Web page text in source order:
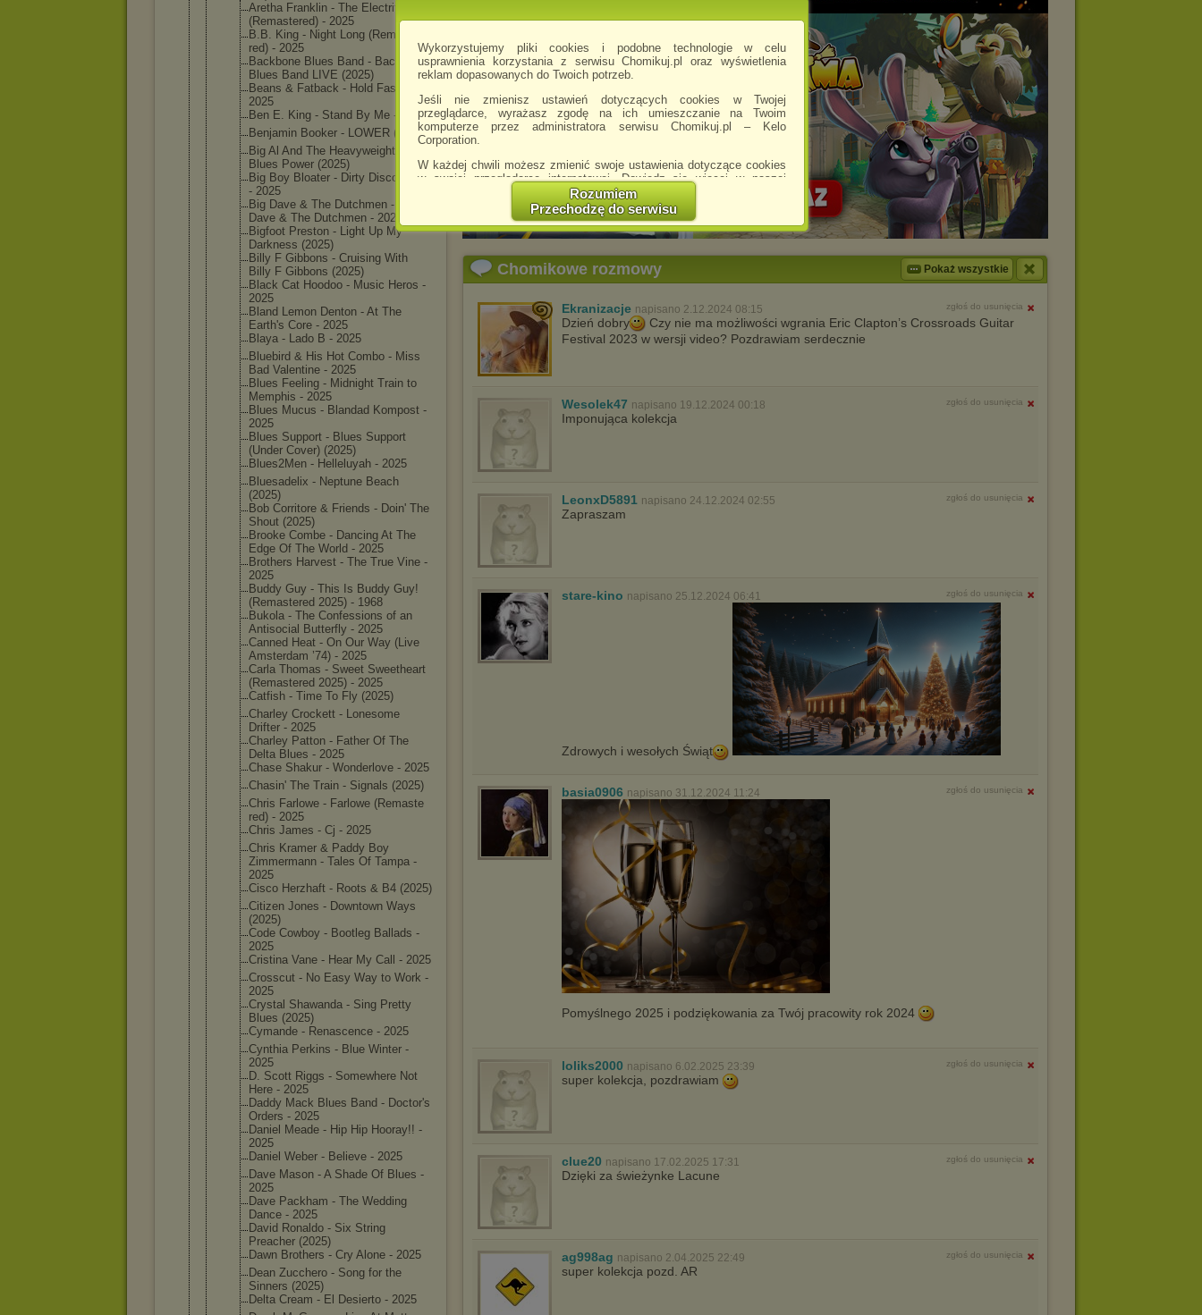
Wykorzystujemy pliki cookies i podobne technologie w celu
usprawnienia korzystania z serwisu Chomikuj.pl oraz wyświetlenia
reklam dopasowanych do Twoich potrzeb.
Jeśli nie zmienisz ustawień dotyczących cookies w Twojej
przeglądarce, wyrażasz zgodę na ich umieszczanie na Twoim
komputerze przez administratora serwisu Chomikuj.pl – Kelo
Corporation.
W każdej chwili możesz zmienić swoje ustawienia dotyczące cookies
w swojej przeglądarce internetowej. Dowiedz się więcej w naszej
http://chomikuj.pl/PolitykaPrywatnosci.aspx
Jednocześnie informujemy że zmiana ustawień przeglądarki może
spowodować ograniczenie korzystania ze strony Chomikuj.pl.
W przypadku braku twojej zgody na akceptację cookies niestety
prosimy o opuszczenie serwisu chomikuj.pl.
(dostosowanie reklam do Twoich potrzeb, analiza skuteczności działań
Wyrażenie sprzeciwu spowoduje, że wyświetlana Ci reklama nie
będzie dopasowana do Twoich preferencji, a będzie to reklama
wyświetlona przypadkowo.
Istnieje możliwość zmiany ustawień przeglądarki internetowej w
sposób uniemożliwiający przechowywanie plików cookies na
urządzeniu końcowym. Można również usunąć pliki cookies,
dokonując odpowiednich zmian w ustawieniach przeglądarki
Pełną informację na ten temat znajdziesz pod adresem
Rozumiem
Przechodzę do serwisu
Aretha Franklin - The Electrif
(Remastered) - 2025
B.B. King - Night Long (Remaste
red) - 2025
Backbone Blues Band - Backbone
Blues Band LIVE (2025)
Beans & Fatback - Hold Fast -
2025
Ben E. King - Stand By Me - 2025
Benjamin Booker - LOWER (2025)
Big Al And The Heavyweights -
Blues Power (2025)
Big Boy Bloater - Dirty Disco Blues
- 2025
Big Dave & The Dutchmen - Big
Dave & The Dutchmen - 2025
Bigfoot Preston - Light Up My
Darkness (2025)
Billy F Gibbons - Cruising With
Billy F Gibbons (2025)
Black Cat Hoodoo - Music Heros -
2025
Bland Lemon Denton - At The
Earth's Core - 2025
Blaya - Lado B - 2025
Bluebird & His Hot Combo - Miss
Bad Valentine - 2025
Blues Feeling - Midnight Train to
Memphis - 2025
Blues Mucus - Blandad Kompost -
2025
Blues Support - Blues Support
(Under Cover) (2025)
Blues2Men - Helleluyah - 2025
Bluesade lix - Neptune Beach
(2025)
Bob Corritore & Friends - Doin' The
Shout (2025)
Brooke Combe - Dancing At The
Edge Of The World - 2025
Brothers Harvest - The True Vine -
2025
Buddy Guy - This Is Buddy Guy!
(Remastered 2025) - 1968
Bukola - The Confessions of an
Antisocial Butterfl y - 2025
Canned Heat - On Our Way (Live
Amsterdam ’74) - 2025
Carla Thomas - Sweet Sweetheart
(Remastered 2025) - 2025
Catfish - Time To Fly (2025)
Charley Crockett - Lonesome
Drifter - 2025
Charley Patton - Father Of The
Delta Blues - 2025
Chase Shakur - Wonderlove - 2025
Chasin' The Train - Signals (2025)
Chris Farlowe - Farlowe (Remaste
red) - 2025
Chris James - Cj - 2025
Chris Kramer & Paddy Boy
Zimmermann - Tales Of Tampa -
2025
Cisco Herzhaft - Roots & B4 (2025)
Citizen Jones - Downtown Ways
(2025)
Code Cowboy - Bootleg Ballads -
2025
Cristina Vane - Hear My Call - 2025
Crosscut - No Easy Way to Work -
2025
Crystal Shawanda - Sing Pretty
Blues (2025)
Cymande - Renascence - 2025
Cynthia Perkins - Blue Winter -
2025
D. Scott Riggs - Somewhere Not
Here - 2025
Daddy Mack Blues Band - Doctor's
Orders - 2025
Daniel Meade - Hip Hip Hooray!! -
2025
Daniel Weber - Believe - 2025
Dave Mason - A Shade Of Blues -
2025
Dave Packham - The Wedding
Dance - 2025
David Ronaldo - Six String
Preacher (2025)
Dawn Brothers - Cry Alone - 2025
Dean Zucchero - Song for the
Sinners (2025)
Delta Cream - El Desierto - 2025
Chomikowe rozmowy Pokaż wszystkie
Ekranizacje napisano 2.12.2024 08:15 zgłoś do usunięcia
Dzień dobry
Czy nie ma możliwości wgrania Eric Clapton’s Crossroads Guitar
Festival 2023 w wersji video? Pozdrawiam serdecznie
Wesolek47 napisano 19.12.2024 00:18 zgłoś do usunięcia
Imponująca kolekcja
LeonxD5891 napisano 24.12.2024 02:55 zgłoś do usunięcia
Zapraszam
stare-kino napisano 25.12.2024 06:41 zgłoś do usunięcia
Zdrowych i wesołych Świąt
basia0906 napisano 31.12.2024 11:24 zgłoś do usunięcia
Pomyślnego 2025 i podziękowania za Twój pracowity rok 2024
loliks2000 napisano 6.02.2025 23:39 zgłoś do usunięcia
super kolekcja, pozdrawiam
clue20 napisano 17.02.2025 17:31 zgłoś do usunięcia
Dzięki za świeżynke Lacune
ag998ag napisano 2.04.2025 22:49 zgłoś do usunięcia
super kolekcja pozd. AR